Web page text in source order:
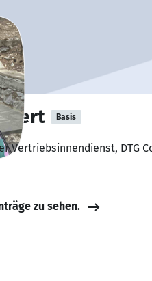
Basis
Vertriebsinnendienst, DTG
zu sehen.